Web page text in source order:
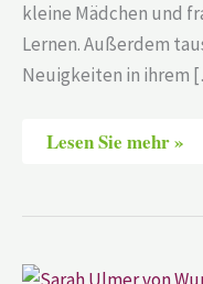
kleine Mädchen und
Lernen. Außerdem
Neuigkeiten in ihrem
Lesen Sie mehr »
Sarah